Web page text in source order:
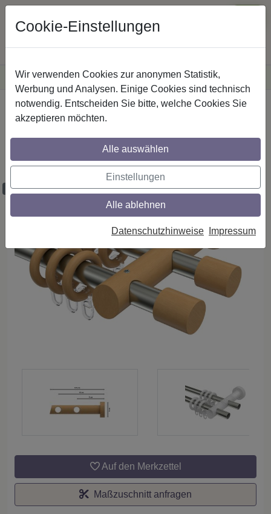
VersandkostenfreieLieferung innerhalb Deutschlands
Sichere Zahlung
Startseite Gardinenstangen Metall / Holz
mm Ø, 2-läufig, Modell TALENA - Feta
Edelstahl-Optik / Buche lackiert
Maßzuschnitt möglich
Auf den Merkzettel
Maßzuschnitt anfragen
Cookie-Einstellungen
Wir verwenden Cookies zur anonymen Statistik,
Werbung und Analysen. Einige Cookies sind technisch
notwendig. Entscheiden Sie bitte, welche Cookies Sie
akzeptieren möchten.
Alle auswählen
Einstellungen
Alle ablehnen
Datenschutzhinweise Impressum